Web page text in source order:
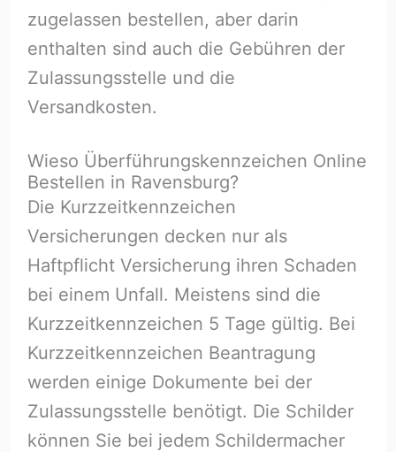
zugelassen bestellen, aber darin
enthalten sind auch die Gebühren der
Zulassungsstelle und die
Versandkosten.
Wieso Überführungskennzeichen Online
Bestellen in Ravensburg?
Die Kurzzeitkennzeichen
Versicherungen decken nur als
Haftpflicht Versicherung ihren Schaden
bei einem Unfall. Meistens sind die
Kurzzeitkennzeichen 5 Tage gültig. Bei
Kurzzeitkennzeichen Beantragung
werden einige Dokumente bei der
Zulassungsstelle benötigt. Die Schilder
können Sie bei jedem Schildermacher